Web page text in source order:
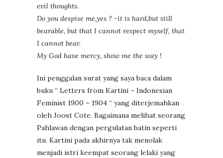
evil thoughts.
Do you despise me,yes ? -it is hard,but still
bearable, but that I cannot respect myself, that
I cannot bear.
My God have mercy, show me the way !
Ini penggalan surat yang saya baca dalam
buku “ Letters from Kartini – Indonesian
Feminist 1900 – 1904 “ yang diterjemahkan
oleh Joost Cote. Bagaimana melihat seorang
Pahlawan dengan pergulatan batin seperti
itu. Kartini pada akhirnya tak menolak
menjadi istri keempat seorang lelaki yang